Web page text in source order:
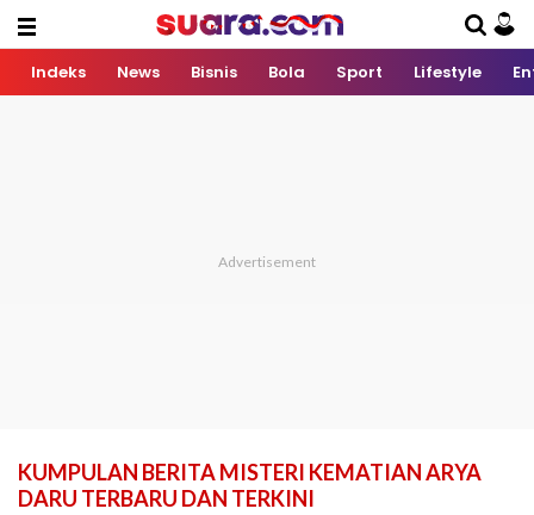
Indeks News Bisnis Bola Sport Lifestyle
KUMPULAN BERITA MISTERI KEMATIAN ARYA
DARU TERBARU DAN TERKINI